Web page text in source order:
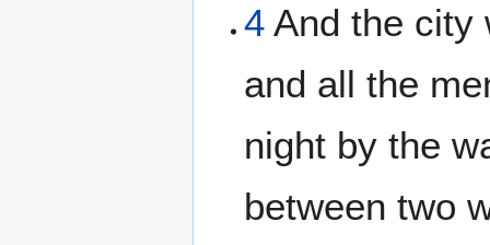
4 And the city
and all the
night by the
between two